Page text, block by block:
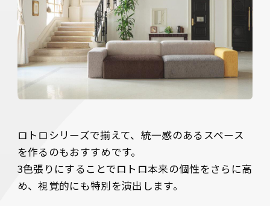
ロトロシリーズで揃えて、統一感のあるスペース
を作るのもおすすめです。
3色張りにすることでロトロ本来の個性をさらに高